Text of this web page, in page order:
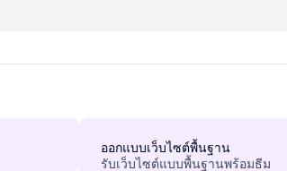
ออกแบบเว็บไซต์พื้นฐาน
รับเว็บไซต์แบบพื้นฐานพร้อมธีม